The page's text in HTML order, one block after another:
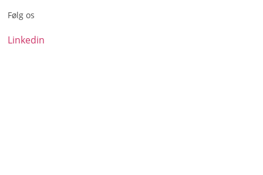
Følg os
Linkedin